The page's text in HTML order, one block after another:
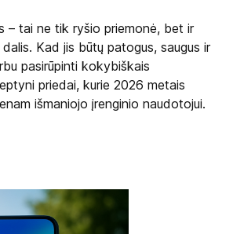
– tai ne tik ryšio priemonė, bet ir
Kad jis būtų patogus, saugus ir
pasirūpinti kokybiškais
priedai, kurie 2026 metais
išmaniojo įrenginio naudotojui.